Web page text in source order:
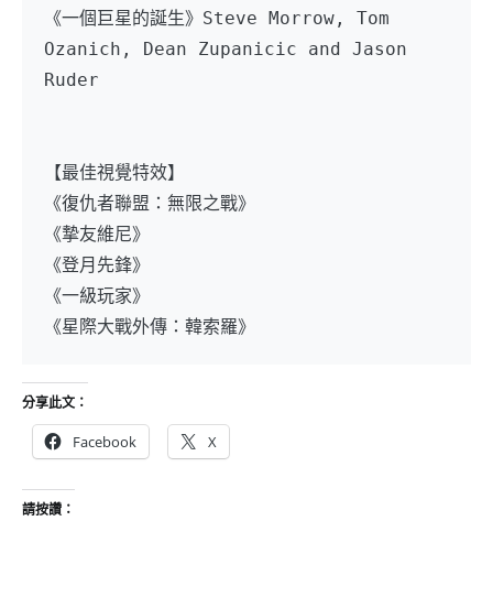
《一個巨星的誕生》Steve Morrow, Tom
Ozanich, Dean Zupanicic and Jason
Ruder
【最佳視覺特效】
《復仇者聯盟：無限之戰》
《摯友維尼》
《登月先鋒》
《一級玩家》
《星際大戰外傳：韓索羅》
分享此文：
Facebook X
請按讚：